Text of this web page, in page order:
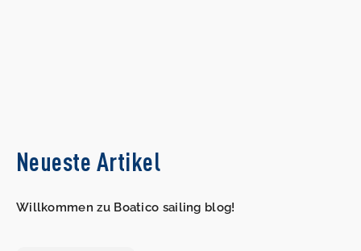
Neueste Artikel
Willkommen zu Boatico sailing blog!